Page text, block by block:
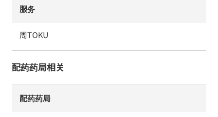
服务
周TOKU
配药药局相关
配药药局